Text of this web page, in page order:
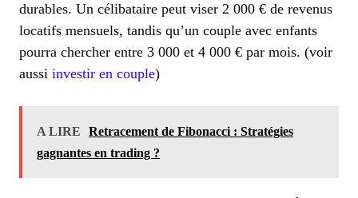
durables. Un célibataire peut viser 2 000 € de revenus
locatifs mensuels, tandis qu’un couple avec enfants
pourra chercher entre 3 000 et 4 000 € par mois. (voir
aussi investir en couple)
A LIRE
Retracement de Fibonacci : Stratégies
gagnantes en trading ?